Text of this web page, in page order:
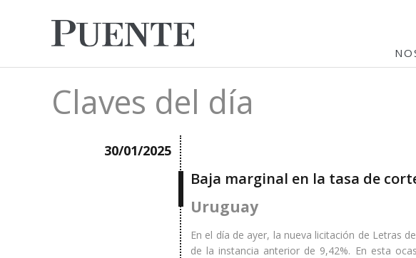
Claves del día
30/01/2025
Baja marginal en la tasa de
Uruguay
En el día de ayer, la nueva licitación de Letras
de la instancia anterior de 9,42%. En esta